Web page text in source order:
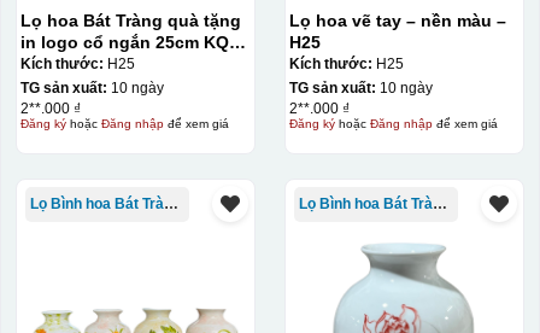
Bước 1: Tạo khuôn in để tạo ra Decal Bước 2: Dán
decal lên gốm sứ Bước 3: Cho vào lò nung ở nhiệt độ
700-800 độ C
Bước 1: Tạo ra DECALĐể tạo ra decal
trước khi dán nó lên gốm sứ, xưởng in sẽ in lên 1 loại
giấy đặc biệt, và kích thước logo được căn chỉnh theo
Lọ hoa Bát Tràng quà tặng
in logo cổ ngắn 25cm KQ-
LH02
Kích thước: H25
TG sản xuất: 10 ngày
2**.000 ₫
Đăng kýhoặc Đăng nhậpđể xem giá
Lọ hoa vẽ tay – nền màu –
H25
Kích thước: H25
TG sản xuất: 10 ngày
2**.000 ₫
Đăng kýhoặc Đăng nhậpđể xem giá
Lọ Bình hoa Bát Tràng in logo Lọ Bình hoa Bát Tràng in logo